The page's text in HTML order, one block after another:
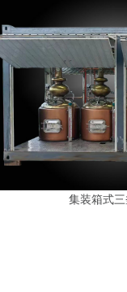
集装箱式